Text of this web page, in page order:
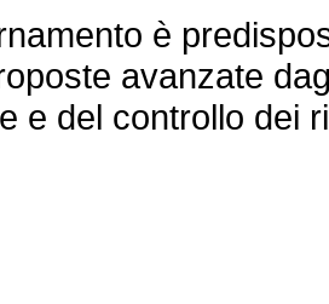
è
avanzate
e del controllo dei